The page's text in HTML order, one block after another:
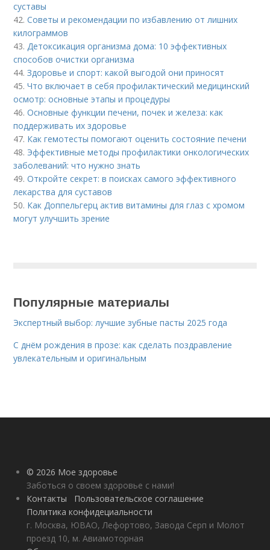
суставы
42.Советы и рекомендации по избавлению от лишних
килограммов
43.Детоксикация организма дома: 10 эффективных
способов очистки организма
44.Здоровье и спорт: какой выгодой они приносят
45.Что включает в себя профилактический медицинский
осмотр: основные этапы и процедуры
46.Основные функции печени, почек и железа: как
поддерживать их здоровье
47. Как гемотесты помогают оценить состояние печени
48. Эффективные методы профилактики онкологических
заболеваний: что нужно знать
49.Откройте секрет: в поисках самого эффективного
лекарства для суставов
50. Как Доппельгерц актив витамины для глаз с хромом
могут улучшить зрение
Популярные материалы
Экспертный выбор: лучшие зубные пасты 2025 года
С днём рождения в прозе: как сделать поздравление
увлекательным и оригинальным
© 2026 Мое здоровье
Заботься о своем здоровье с нами!
Контакты
Пользовательское соглашение
Политика конфидециальности
г. Москва, ЮВАО, Лефортово, Завода Серп и Молот
проезд 10, м. Авиамоторная